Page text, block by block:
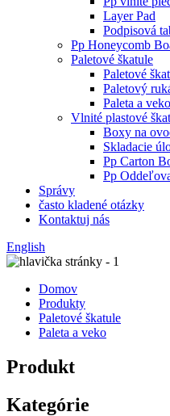
Layer Pad
Podpisová
Pp Honeycomb
Paletové škatule
Paletové
Paletový
Paleta a veko
Vlnité plastové
Boxy na
Skladacie
Pp Carton
Pp
Správy
často kladené otázky
Kontaktuj nás
English
Domov
Produkty
Paletové škatule
Paleta a veko
Produkt
Kategórie